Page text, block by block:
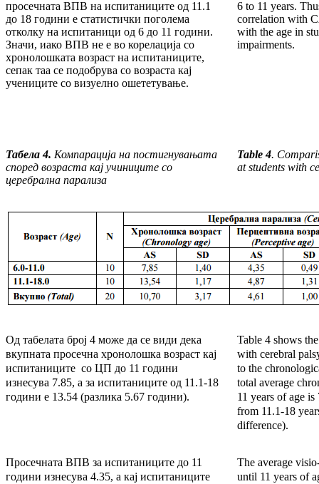
просечната ВПВ на испитаниците од 11.1
до 18 години е статистички поголема
отколку на испитаници од 6 до 11 години.
Значи, иако ВПВ не е во корелација со
хронолошката возраст на испитаниците,
сепак таа се подобрува со возраста кај
учениците со визуелно ошететување.
6 to 11 years.
correlation with
with the age in
impairments.
Табела 4. Компарација на постигнувањата
според возраста кај учиниците со
церебрална парализа
Table 4.
at students with
Од табелата број 4 може да се види дека
вкупната просечна хронолошка возраст кај
испитаниците со ЦП до 11 години
изнесува 7.85, а за испитаниците од 11.1-18
години е 13.54 (разлика 5.67 години).
Table 4 shows
with cerebral
to the
total average
11 years of age
from 11.1-18
difference).
Просечната ВПВ за испитаниците до 11
години изнесува 4.35, а кај испитаниците
The average
until 11 years of